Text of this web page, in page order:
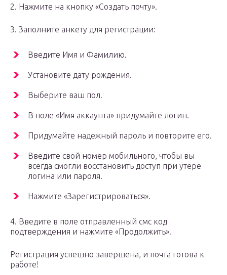
2. Нажмите на кнопку «Создать почту».
3. Заполните анкету для регистрации:
Введите Имя и Фамилию.
Установите дату рождения.
Выберите ваш пол.
В поле «Имя аккаунта» придумайте логин.
Придумайте надежный пароль и повторите его.
Введите свой номер мобильного, чтобы вы
всегда смогли восстановить доступ при утере
логина или пароля.
Нажмите «Зарегистрироваться».
4. Введите в поле отправленный смс код
подтверждения и нажмите «Продолжить».
Регистрация успешно завершена, и почта готова к
работе!